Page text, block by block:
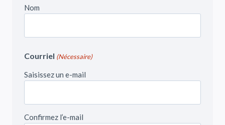
Nom
Courriel (Nécessaire)
Saisissez un e-mail
Confirmez l’e-mail